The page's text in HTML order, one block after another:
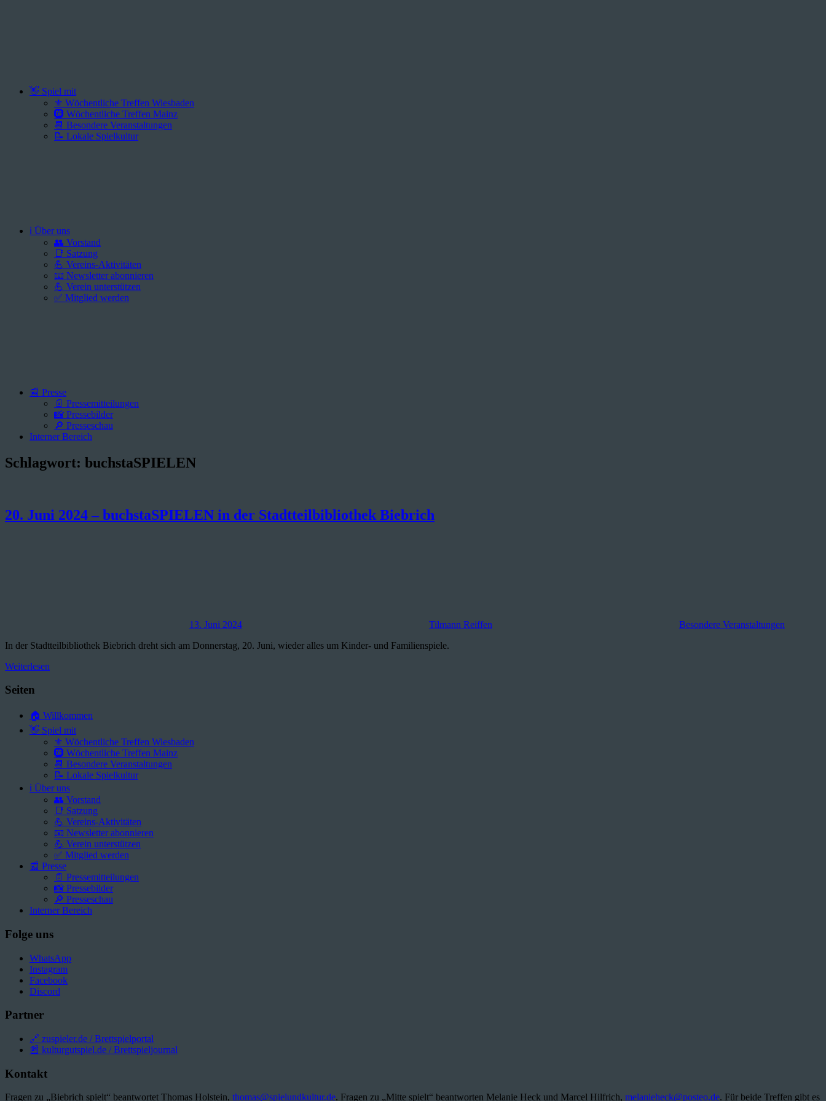
👋 Spiel mit
⚜️ Wöchentliche Treffen Wiesbaden
🛞 Wöchentliche Treffen Mainz
📆 Besondere Veranstaltungen
📝 Lokale Spielkultur
ℹ️ Über uns
👥 Vorstand
📑 Satzung
💪 Vereins-Aktivitäten
📧 Newsletter abonnieren
💪 Verein unterstützen
✅ Mitglied werden
📰 Presse
📄 Pressemitteilungen
📸 Pressebilder
🔎 Presseschau
Interner Bereich
Schlagwort: buchstaSPIELEN
20. Juni 2024 – buchstaSPIELEN in der Stadtteilbibliothek Biebrich
13. Juni 2024 Tilmann Reiffen
Besondere Veranstaltungen
In der Stadtteilbibliothek Biebrich dreht sich am Donnerstag, 20. Juni, wieder alles um Kinder- und Familienspiele.
Weiterlesen
Seiten
🏠 Willkommen
👋 Spiel mit
⚜️ Wöchentliche Treffen Wiesbaden
🛞 Wöchentliche Treffen Mainz
📆 Besondere Veranstaltungen
📝 Lokale Spielkultur
ℹ️ Über uns
👥 Vorstand
📑 Satzung
💪 Vereins-Aktivitäten
📧 Newsletter abonnieren
💪 Verein unterstützen
✅ Mitglied werden
📰 Presse
📄 Pressemitteilungen
📸 Pressebilder
🔎 Presseschau
Interner Bereich
Folge uns
WhatsApp
Instagram
Facebook
Discord
Partner
🔗 zuspieler.de / Brettspielportal
📰 kulturgutspiel.de / Brettspieljournal
Kontakt
Fragen zu „Biebrich spielt“ beantwortet Thomas Holstein, thomas@spielundkultur.de. Fragen zu „Mitte spielt“ beantworten Melanie Heck und Marcel Hilfrich, melanieheck@posteo.de. Für beide Treffen gibt es